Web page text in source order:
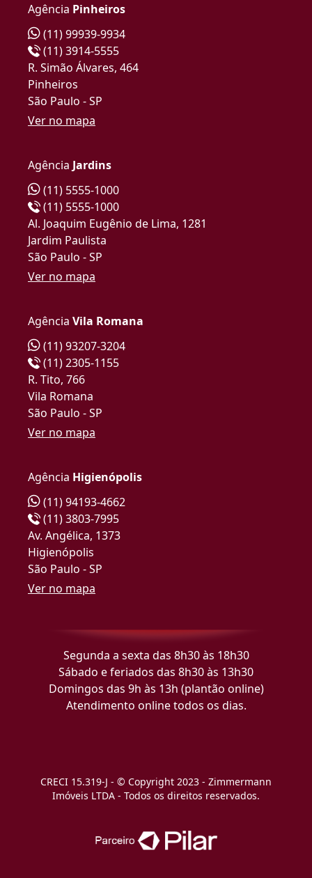
Agência Pinheiros
(11) 99939-9934
(11) 3914-5555
R. Simão Álvares, 464
Pinheiros
São Paulo - SP
Ver no mapa
Agência Jardins
(11) 5555-1000
(11) 5555-1000
Al. Joaquim Eugênio de Lima, 1281
Jardim Paulista
São Paulo - SP
Ver no mapa
Agência Vila Romana
(11) 93207-3204
(11) 2305-1155
R. Tito, 766
Vila Romana
São Paulo - SP
Ver no mapa
Agência Higienópolis
(11) 94193-4662
(11) 3803-7995
Av. Angélica, 1373
Higienópolis
São Paulo - SP
Ver no mapa
Segunda a sexta das 8h30 às 18h30
Sábado e feriados das 8h30 às 13h30
Domingos das 9h às 13h (plantão online)
Atendimento online todos os dias.
CRECI 15.319-J - © Copyright 2023 - Zimmermann
Imóveis LTDA - Todos os direitos reservados.